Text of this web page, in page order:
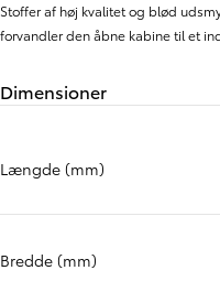
Stoffer af høj kvalitet og blød
forvandler den åbne kabine til et
Dimensioner
Længde (mm)
Bredde (mm)